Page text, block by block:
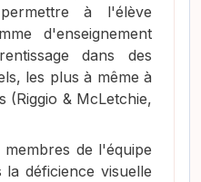
à l'élève
d'enseignement
dans des
les plus à même à
(Riggio & McLetchie,
de l'équipe
la déficience visuelle